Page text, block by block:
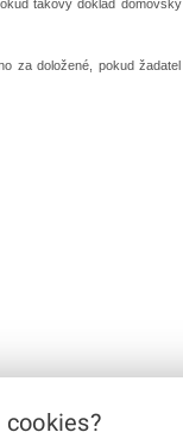
takový doklad domovský
za doložené, pokud žadatel